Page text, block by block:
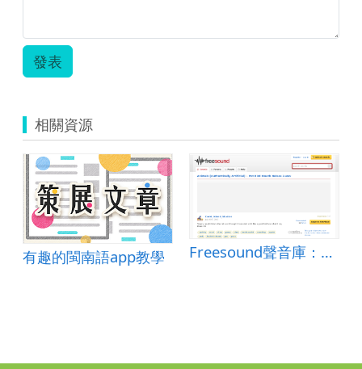
發表
相關資源
有趣的閩南語app教學 Freesound聲音庫：Pet Bird Mouth Noises 2.wav